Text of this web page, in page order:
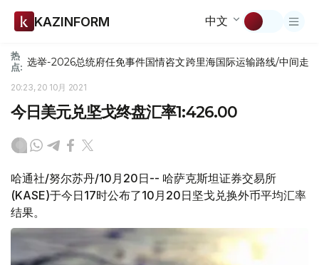
KAZINFORM 中文
热
点: 选举-2026总统府任免事件国情咨文跨里海国际运输路线/中间走廊
20:23, 20 10月 2021
今日美元兑坚戈终盘汇率1:426.00
哈通社/努尔苏丹/10月20日-- 哈萨克斯坦证券交易所
(KASE)于今日17时公布了10月20日坚戈兑换外币平均汇率
结果。